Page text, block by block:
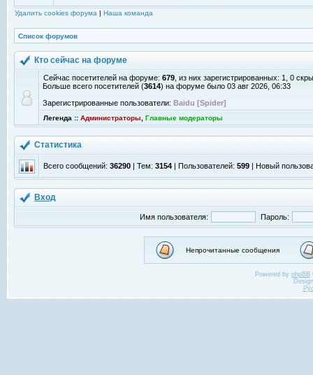
Удалить cookies форума | Наша команда
Список форумов
Кто сейчас на форуме
Сейчас посетителей на форуме: 679 , из них зарегистрированных: 1, 0
Больше всего посетителей (3614) на форуме было 03 авг 2026, 06:33
Зарегистрированные пользователи: Baidu [Spider]
Легенда :: Администраторы Главные модераторы
Статистика
Всего сообщений: 36290 | Тем: 3154 | Пользователей: 599 | Новый
Вход
Имя пользователя: Пароль:
Непрочитанные сообщения
Powered by phpBB